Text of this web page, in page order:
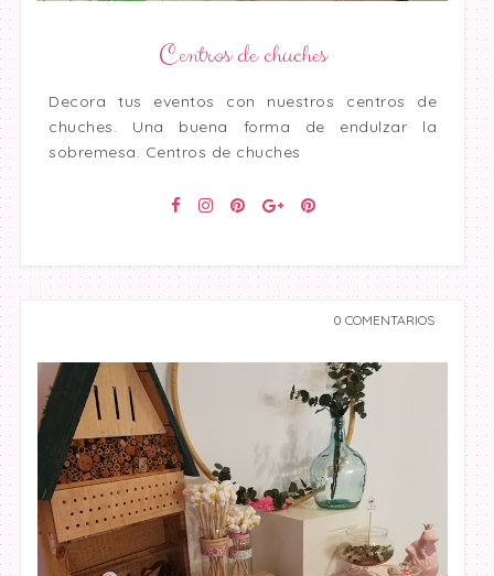
Centros de chuches
Decora tus eventos con nuestros centros de
chuches. Una buena forma de endulzar la
sobremesa. Centros de chuches
0 COMENTARIOS